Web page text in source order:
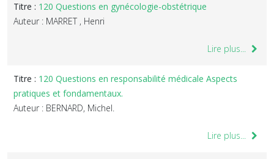
Titre : 120 Questions en gynécologie-obstétrique
Auteur : MARRET , Henri
Lire plus...
Titre : 120 Questions en responsabilité médicale Aspects
pratiques et fondamentaux.
Auteur : BERNARD, Michel.
Lire plus...